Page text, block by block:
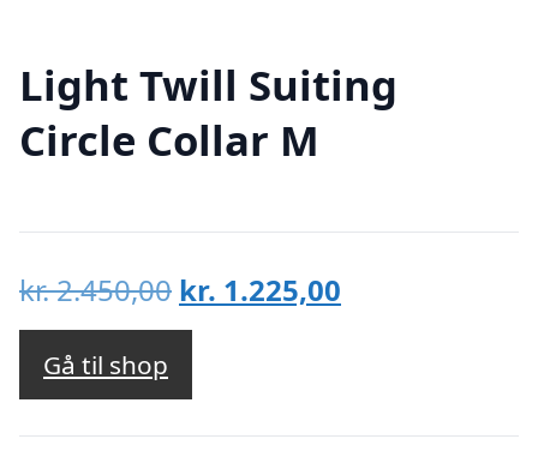
Light Twill Suiting
Circle Collar M
kr.2.450,00 Den
oprindelige
var:
kr. 2.450,00.
kr. 1.225,00
kr. 1.225,00.
Gå til shop